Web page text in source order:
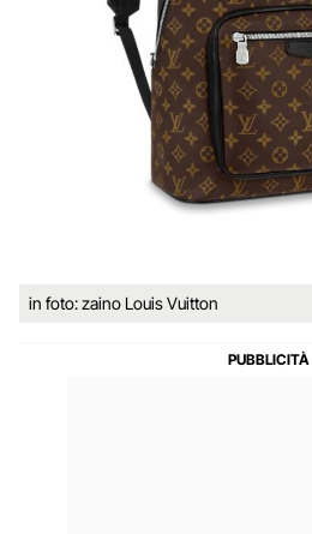
in foto: zaino Louis Vuitton